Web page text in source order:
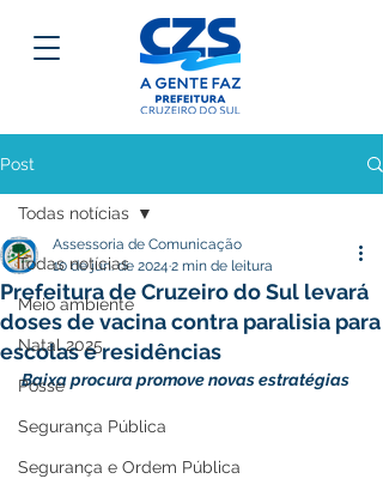
Post
Todas notícias
Meio ambiente
Natal 2025
Posse
Segurança Pública
Segurança e Ordem Pública
Todas notícias
Prefeitura de Cruzeiro do Sul levará
doses de vacina contra paralisia para
escolas e residências
Assessoria de Comunicação
10 de jun. de 2024 2 min de leitura
Baixa procura promove novas estratégias